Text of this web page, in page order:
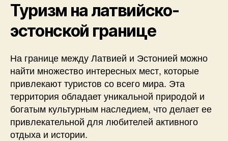
Туризм на латвийско-
эстонской границе
На границе между Латвией и Эстонией можно
найти множество интересных мест, которые
привлекают туристов со всего мира. Эта
территория обладает уникальной природой и
богатым культурным наследием, что делает ее
привлекательной для любителей активного
отдыха и истории.